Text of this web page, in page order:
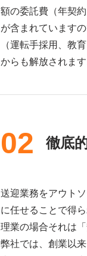
額の委託費（年契
が含まれています
（運転手採用、教
からも解放されます
02 徹底
送迎業務をアウト
に任せることで得
理業の場合それは
弊社では、創業以